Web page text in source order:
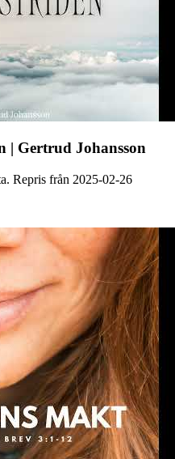
| Gertrud Johansson
Repris från 2025-02-26